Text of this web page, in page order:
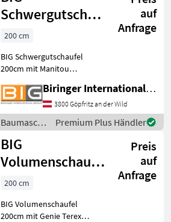
Schwergutschaufel
200cm mit
Manitou
Aufnahme
auf
Anfrage
200 cm
BIG Schwergutschaufel
200cm mit Manitou
303 kg * Volumen: 0, 84 m3
Baumaschinen Schaufel
und Löffel
Biringer International GmbH
3800 Göpfritz an der Wild
Baumaschinen
/ BIG
Premium Plus Händler
BIG
Volumenschaufel
200cm mit Genie
Terex Aufnahme
Preis
auf
Anfrage
200 cm
BIG Volumenschaufel
200cm mit Genie Terex